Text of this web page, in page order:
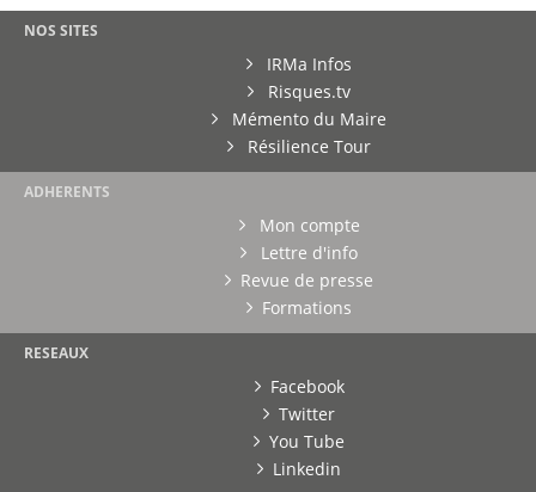
NOS SITES
IRMa Infos
Risques.tv
Mémento du Maire
Résilience Tour
ADHERENTS
Mon compte
Lettre d'info
Revue de presse
Formations
RESEAUX
Facebook
Twitter
You Tube
Linkedin